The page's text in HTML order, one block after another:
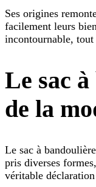
Ses origines
facilement leurs
incontournable,
Le sac
de la
Le sac à
pris diverses
véritable